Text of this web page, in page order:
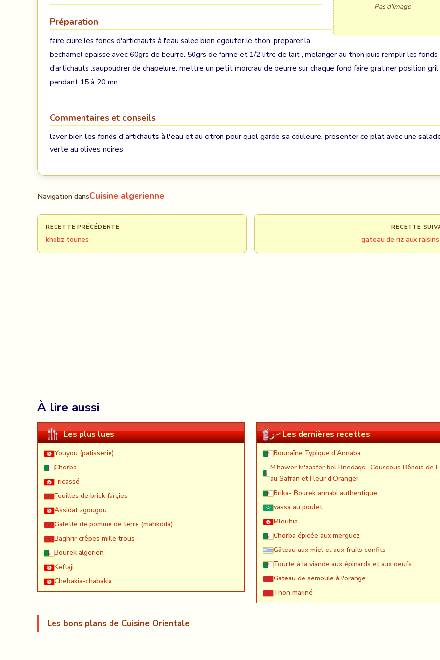
Pas d'image
Préparation
faire cuire les fonds d'artichauts à l'eau salee.bien egouter le thon. preparer la
bechamel epaisse avec 60grs de beurre. 50grs de farine et 1/2 litre de lait , melanger au thon puis remplir les fonds
d'artichauts .saupoudrer de chapelure. mettre un petit morcrau de beurre sur chaque fond faire gratiner position gril
pendant 15 à 20 mn.
Commentaires et conseils
laver bien les fonds d'artichauts à l'eau et au citron pour quel garde sa couleure. presenter ce plat avec une
verte au olives noires
Navigation dansCuisine algerienne
RECETTE PRÉCÉDENTE
khobz tounes
RECETTE
gateau de riz aux
À lire aussi
Les plus lues
Youyou (patisserie)
Chorba
Fricassé
Feuilles de brick farçies
Assidat zgougou
Galette de pomme de terre (mahkoda)
Baghrir crêpes mille trous
Bourek algerien
Keftaji
Chebakia-chabakia
Les dernières recettes
Bounaïne Typique d'Annaba
M'hawer M'zaafer bel Bnedaqs- Couscous Bônois de
au Safran et Fleur d'Oranger
Brika- Bourek annabi authentique
yassa au poulet
Mlouhia
Chorba épicée aux merguez
Gâteau aux miel et aux fruits confits
Tourte à la viande aux épinards et aux oeufs
Gateau de semoule à l'orange
Thon mariné
Les bons plans de Cuisine Orientale